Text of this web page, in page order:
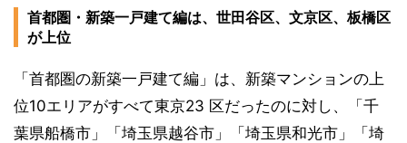
首都圏・新築一戸建て編は、世田谷区、文京区、板橋区
が上位
「首都圏の新築一戸建て編」は、新築マンションの上
位10エリアがすべて東京23 区だったのに対し、「千
葉県船橋市」「埼玉県越谷市」「埼玉県和光市」「埼